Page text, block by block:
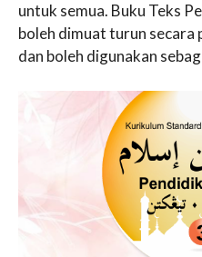
untuk semua. Buku Teks
boleh dimuat turun secara
dan boleh digunakan